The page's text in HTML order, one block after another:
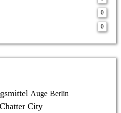
0
0
Auge Berlin
Chatter City